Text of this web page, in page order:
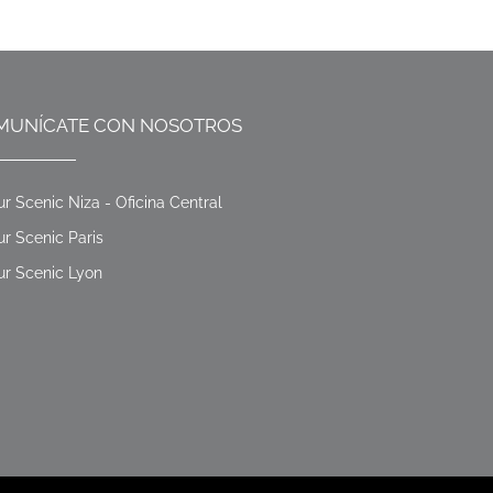
CON NOSOTROS
Scenic Niza - Oficina Central
Scenic Paris
Scenic Lyon